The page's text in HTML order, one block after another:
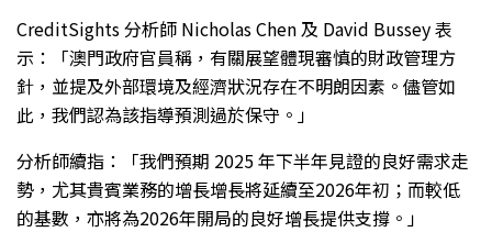
CreditSights 分析師 Nicholas Chen 及 David Bussey 表
示：「澳門政府官員稱，有關展望體現審慎的財政管理方
針，並提及外部環境及經濟狀況存在不明朗因素。儘管如
此，我們認為該指導預測過於保守。」
分析師續指：「我們預期 2025 年下半年見證的良好需求走
勢，尤其貴賓業務的增長增長將延續至2026年初；而較低
的基數，亦將為2026年開局的良好增長提供支撐。」